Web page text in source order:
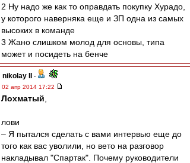
2 Ну надо же как то оправдать покупку Хурадо,
у которого наверняка еще и ЗП одна из самых
высоких в команде
3 Жано слишком молод для основы, типа
может и посидеть на бенче
nikolay II
-
02 апр 2014 17:22
Лохматый
лови
– Я пытался сделать с вами интервью еще до
того как вас уволили, но вето на разговор
накладывал "Спартак". Почему руководители